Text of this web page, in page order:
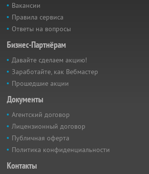
Вакансии
Правила сервиса
Ответы на вопросы
Бизнес-Партнёрам
Давайте сделаем акцию!
Заработайте, как Вебмастер
Прошедшие акции
Документы
Агентский договор
Лицензионный договор
Публичная оферта
Политика конфиденциальности
Контакты